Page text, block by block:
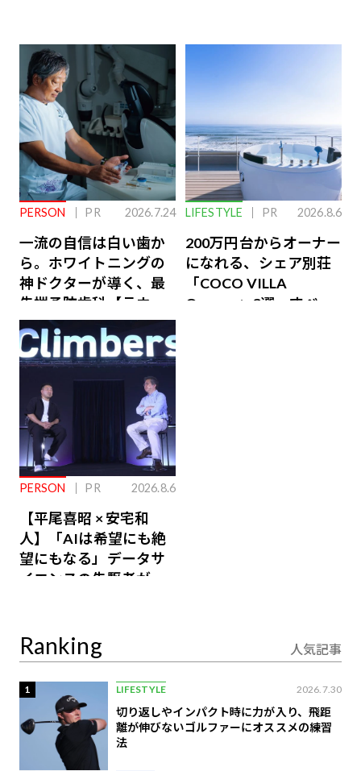
PERSON PR 2026.7.24
一流の自信は白い歯か
ら。ホワイトニングの
神ドクターが導く、最
先端予防歯科【ラウン
ジ会員特典あり】
LIFESTYLE PR 2026.8.6
200万円台からオーナー
になれる、シェア別荘
「COCO VILLA
Owners」3選。すべて
PERSON PR 2026.8.6
【平尾喜昭 × 安宅和
人】「AIは希望にも絶
望にもなる」データサ
イエンスの先駆者が語
Ranking 人気記事
1 LIFESTYLE 2026.7.30
切り返しやインパクト時に力が入り、飛距
離が伸びないゴルファーにオススメの練習
法